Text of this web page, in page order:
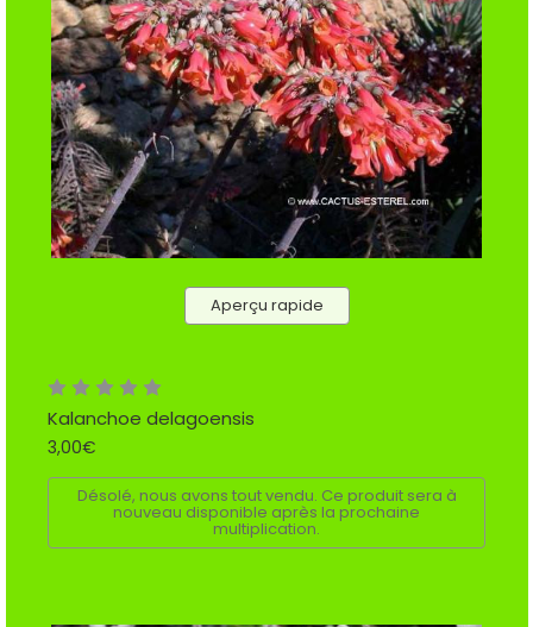
Aperçu rapide
Kalanchoe delagoensis
3,00€
Désolé, nous avons tout vendu. Ce produit sera à
nouveau disponible après la prochaine
multiplication.